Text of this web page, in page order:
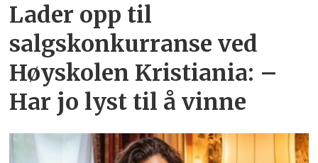
Lader opp til
salgskonkurranse ved
Høyskolen Kristiania: –
Har jo lyst til å vinne